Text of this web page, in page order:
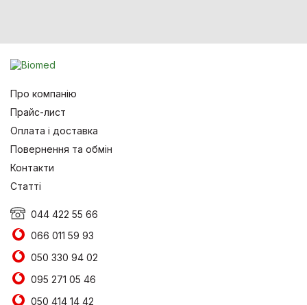
Про компанію
Прайс-лист
Оплата і доставка
Повернення та обмін
Контакти
Статті
044 422 55 66
066 011 59 93
050 330 94 02
095 271 05 46
050 414 14 42